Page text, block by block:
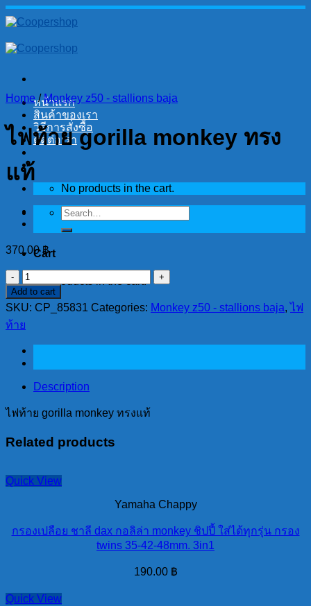
Skip
to
หน้าแรก
สินค้าของเรา
วิธีการสั่งซื้อ
ติดต่อเรา
No products in the cart.
Search
for:
Cart
No products in the cart.
Home / Monkey z50 - stallions baja
ไฟท้าย gorilla monkey ทรง
แท้
370.00฿
ไฟ
ท้าย
gorilla
monkey
แท้
quantity
Add to cart
SKU: CP_85831 Categories: Monkey z50 - stallions baja,ไฟ
ท้าย
Description
ไฟท้าย gorilla monkey ทรงแท้
Related products
Quick View
Yamaha Chappy
กรองเปลือย ชาลี dax กอลิล่า monkey ชิปปี้ ใส่ได้ทุกรุ่น กรอง
twins 35-42-48mm. 3in1
190.00 ฿
Quick View